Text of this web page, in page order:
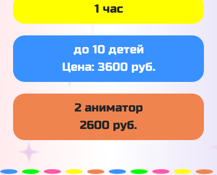
1 час
до 10 детей
Цена: 3600 руб.
2 аниматор
2600 руб.